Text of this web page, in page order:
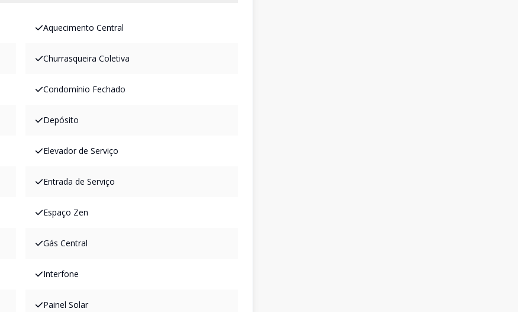
Aquecimento Central
Churrasqueira Coletiva
Condomínio Fechado
Depósito
Elevador de Serviço
Entrada de Serviço
Espaço Zen
Gás Central
Interfone
Painel Solar